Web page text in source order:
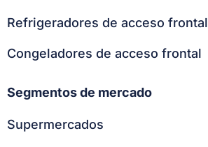
Refrigeradores de acceso frontal
Congeladores de acceso frontal
Segmentos de mercado
Supermercados